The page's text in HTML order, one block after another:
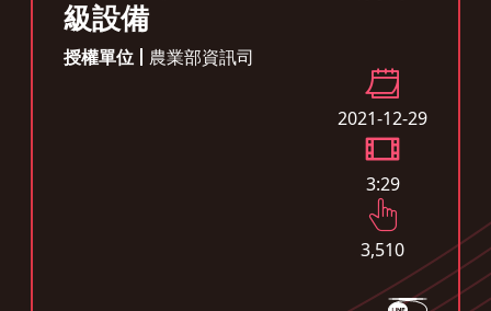
級設備
授權單位 農業部資訊司
2021-12-29
3:29
3,510